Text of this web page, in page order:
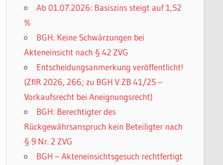
Ab 01.07.2026: Basiszins steigt auf 1,52
%
BGH: Keine Schwärzungen bei
Akteneinsicht nach § 42 ZVG
Entscheidungsanmerkung veröffentlicht!
(ZfIR 2026, 266; zu BGH V ZB 41/25 –
Vorkaufsrecht bei Aneignungsrecht)
BGH: Berechtigter des
Rückgewährsanspruch kein Beteiligter nach
§ 9 Nr. 2 ZVG
BGH – Akteneinsichtsgesuch rechtfertigt